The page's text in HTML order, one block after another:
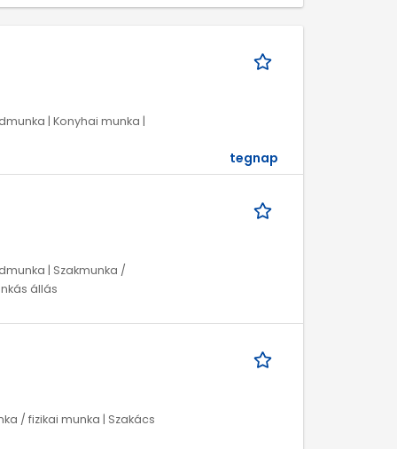
| Konyhai munka |
tegnap
| Szakmunka /
állás
/ fizikai munka | Szakács